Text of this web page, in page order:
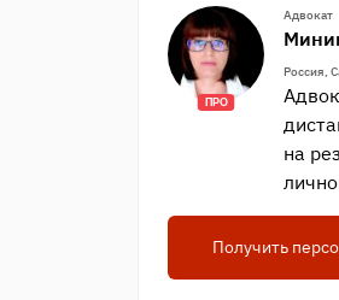
ПРО
Адвокат
Россия,
на
Получить